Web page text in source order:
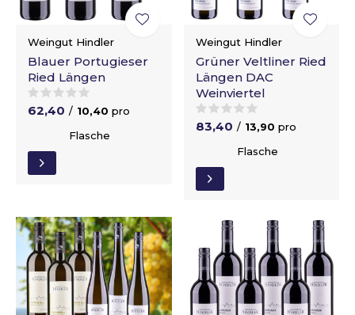
Weingut Hindler
Blauer Portugieser
Ried Längen
62,40 / 10,40 pro
Flasche
Weingut Hindler
Grüner Veltliner Ried
Längen DAC
Weinviertel
83,40 / 13,90 pro
Flasche